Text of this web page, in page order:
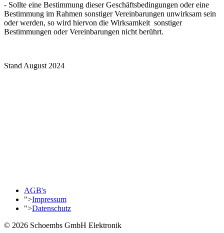
- Sollte eine Bestimmung dieser Geschäftsbedingungen oder eine
Bestimmung im Rahmen sonstiger Vereinbarungen unwirksam sein
oder werden, so wird hiervon die Wirksamkeit sonstiger
Bestimmungen oder Vereinbarungen nicht berührt.
Stand August 2024
AGB's
">Impressum
">Datenschutz
© 2026 Schoembs GmbH Elektronik